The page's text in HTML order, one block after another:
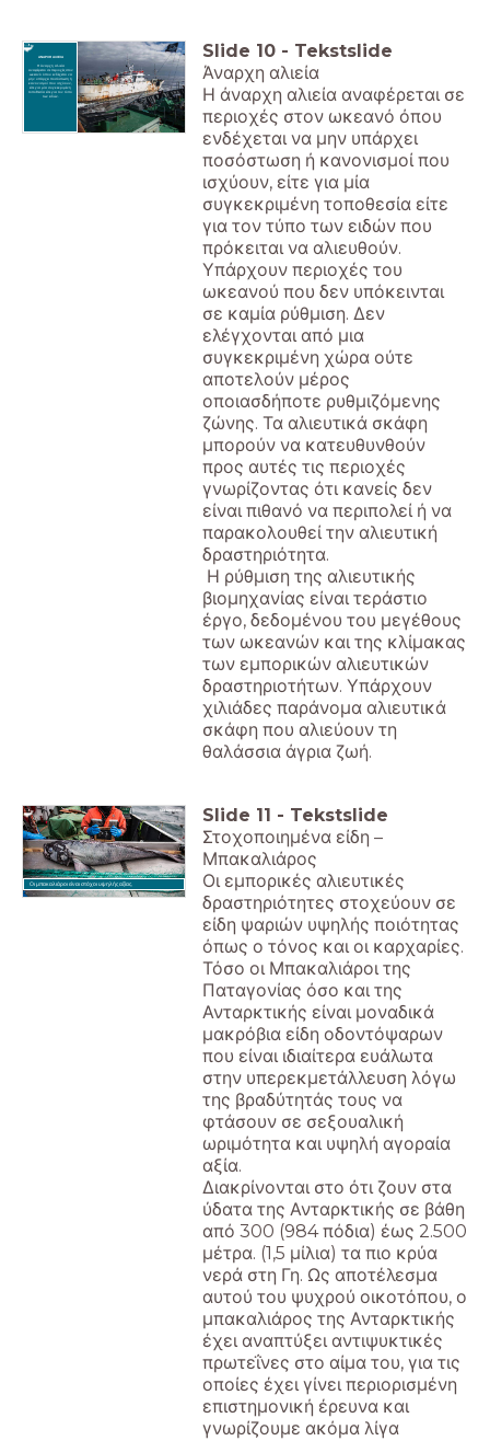
ΑΝΑΡΧΗ ΑΛΙΕΙΑ
Η άναρχη αλιεία
αναφέρεται σε περιοχές στον
ωκεανό όπου ενδέχεται να
μην υπάρχει ποσόστωση ή
κανονισμοί που ισχύουν,
είτε για μία συγκεκριμένη
τοποθεσία είτε για τον τύπο
των ειδών.
Slide 10 - Tekstslide
Άναρχη αλιεία
Η άναρχη αλιεία αναφέρεται σε
περιοχές στον ωκεανό όπου
ενδέχεται να μην υπάρχει
ποσόστωση ή κανονισμοί που
ισχύουν, είτε για μία
συγκεκριμένη τοποθεσία είτε
για τον τύπο των ειδών που
πρόκειται να αλιευθούν.
Υπάρχουν περιοχές του
ωκεανού που δεν υπόκεινται
σε καμία ρύθμιση. Δεν
ελέγχονται από μια
συγκεκριμένη χώρα ούτε
αποτελούν μέρος
οποιασδήποτε ρυθμιζόμενης
ζώνης. Τα αλιευτικά σκάφη
μπορούν να κατευθυνθούν
προς αυτές τις περιοχές
γνωρίζοντας ότι κανείς δεν
είναι πιθανό να περιπολεί ή να
παρακολουθεί την αλιευτική
δραστηριότητα.
Η ρύθμιση της αλιευτικής
βιομηχανίας είναι τεράστιο
έργο, δεδομένου του μεγέθους
των ωκεανών και της κλίμακας
των εμπορικών αλιευτικών
δραστηριοτήτων. Υπάρχουν
χιλιάδες παράνομα αλιευτικά
σκάφη που αλιεύουν τη
θαλάσσια άγρια ζωή.
Οι μπακαλιάροι είναι στόχοι υψηλής αξίας.
Slide 11 - Tekstslide
Στοχοποιημένα είδη –
Μπακαλιάρος
Οι εμπορικές αλιευτικές
δραστηριότητες στοχεύουν σε
είδη ψαριών υψηλής ποιότητας
όπως ο τόνος και οι καρχαρίες.
Τόσο οι Μπακαλιάροι της
Παταγονίας όσο και της
Ανταρκτικής είναι μοναδικά
μακρόβια είδη οδοντόψαρων
που είναι ιδιαίτερα ευάλωτα
στην υπερεκμετάλλευση λόγω
της βραδύτητάς τους να
φτάσουν σε σεξουαλική
ωριμότητα και υψηλή αγοραία
αξία.
Διακρίνονται στο ότι ζουν στα
ύδατα της Ανταρκτικής σε βάθη
από 300 (984 πόδια) έως 2.500
μέτρα. (1,5 μίλια) τα πιο κρύα
νερά στη Γη. Ως αποτέλεσμα
αυτού του ψυχρού οικοτόπου, ο
μπακαλιάρος της Ανταρκτικής
έχει αναπτύξει αντιψυκτικές
πρωτεΐνες στο αίμα του, για τις
οποίες έχει γίνει περιορισμένη
επιστημονική έρευνα και
γνωρίζουμε ακόμα λίγα